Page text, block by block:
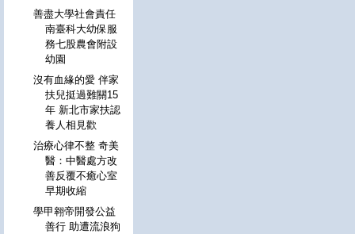
善盡大學社會責任
南臺科大幼保服
務七股農會附設
幼園
沒有血緣的愛 伴家
扶兒挺過難關15
年 新北市家扶認
養人相見歡
治療心律不整 奇美
醫：中醫處方改
善反覆不癒心室
早期收縮
學甲翱帝開發公益
善行 助遭流浪狗